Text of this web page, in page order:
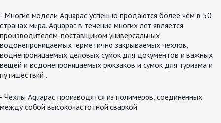
- Многие модели Aquapac успешно продаются более чем в 50
странах мира. Aquapac в течение многих лет является
производителем-поставщиком универсальных
водонепроницаемых герметично закрываемых чехлов,
воднепроницаемых деловых сумок для документов и важных
вещей и водонепроницаемых рюкзаков и сумок для туризма и
путишествий .
- Чехлы Aquapac производятся из полимеров, соединенных
между собой высокочастотной сваркой.